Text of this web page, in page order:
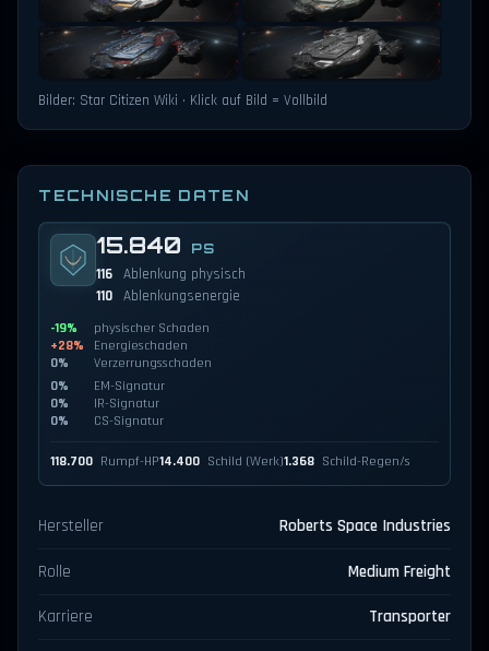
Bilder: Star Citizen Wiki · Klick auf Bild = Vollbild
TECHNISCHE DATEN
15.840 PS
116 Ablenkung physisch
110 Ablenkungsenergie
-19%
physischer Schaden
+28%
Energieschaden
0%
Verzerrungsschaden
0%
EM-Signatur
0%
IR-Signatur
0%
CS-Signatur
118.700 Rumpf-HP14.400 Schild (Werk)1.368 Schild-Regen/s
Hersteller Roberts Space Industries
Rolle Medium Freight
Karriere Transporter